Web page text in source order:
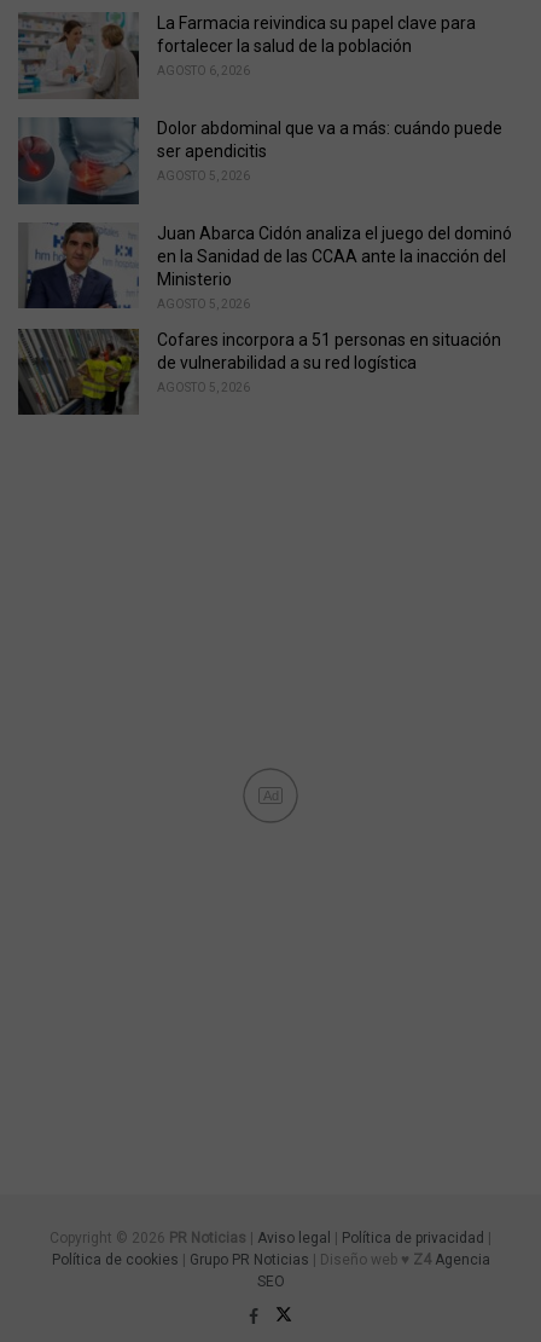
La Farmacia reivindica su papel clave para
fortalecer la salud de la población
AGOSTO 6, 2026
Dolor abdominal que va a más: cuándo puede
ser apendicitis
AGOSTO 5, 2026
Juan Abarca Cidón analiza el juego del dominó
en la Sanidad de las CCAA ante la inacción del
Ministerio
AGOSTO 5, 2026
Cofares incorpora a 51 personas en situación
de vulnerabilidad a su red logística
AGOSTO 5, 2026
Ad
Copyright © 2026 PR Noticias Aviso legal Política de privacidad
Política de cookies
Grupo PR Noticias | Diseño web ♥ Z4 Agencia
SEO